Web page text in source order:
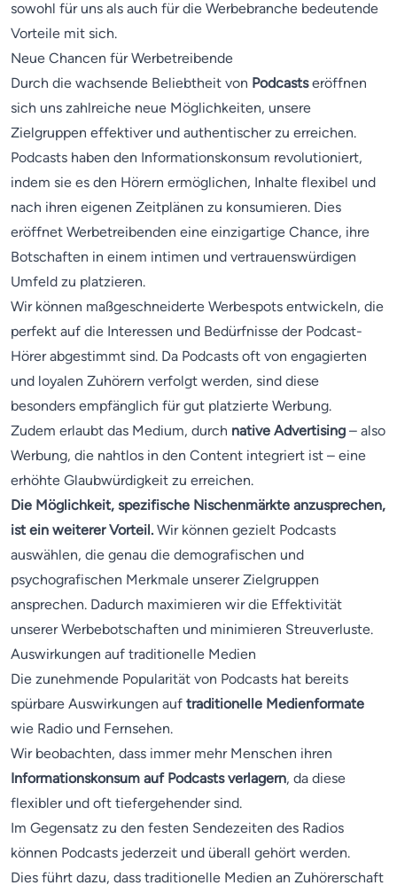
sowohl für uns als auch für die Werbebranche bedeutende
Vorteile mit sich.
Neue Chancen für Werbetreibende
Durch die wachsende Beliebtheit von Podcastseröffnen
sich uns zahlreiche neue Möglichkeiten, unsere
Zielgruppen effektiver und authentischer zu erreichen.
Podcasts haben den Informationskonsum revolutioniert,
indem sie es den Hörern ermöglichen, Inhalte flexibel und
nach ihren eigenen Zeitplänen zu konsumieren. Dies
eröffnet Werbetreibenden eine einzigartige Chance, ihre
Botschaften in einem intimen und vertrauenswürdigen
Umfeld zu platzieren.
Wir können maßgeschneiderte Werbespots entwickeln, die
perfekt auf die Interessen und Bedürfnisse der Podcast-
Hörer abgestimmt sind. Da Podcasts oft von engagierten
und loyalen Zuhörern verfolgt werden, sind diese
besonders empfänglich für gut platzierte Werbung.
Zudem erlaubt das Medium, durch native Advertising – also
Werbung, die nahtlos in den Content integriert ist – eine
erhöhte Glaubwürdigkeit zu erreichen.
Die Möglichkeit, spezifische Nischenmärkte anzusprechen,
ist ein weiterer Vorteil. Wir können gezielt Podcasts
auswählen, die genau die demografischen und
psychografischen Merkmale unserer Zielgruppen
ansprechen. Dadurch maximieren wir die Effektivität
unserer Werbebotschaften und minimieren Streuverluste.
Auswirkungen auf traditionelle Medien
Die zunehmende Popularität von Podcasts hat bereits
spürbare Auswirkungen auf traditionelle Medienformate
wie Radio und Fernsehen.
Wir beobachten, dass immer mehr Menschen ihren
Informationskonsum auf Podcasts verlagern, da diese
flexibler und oft tiefergehender sind.
Im Gegensatz zu den festen Sendezeiten des Radios
können Podcasts jederzeit und überall gehört werden.
Dies führt dazu, dass traditionelle Medien an Zuhörerschaft